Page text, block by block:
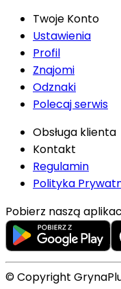
Twoje Konto
Ustawienia
Profil
Znajomi
Odznaki
Polecaj serwis
Obsługa klienta
Kontakt
Regulamin
Polityka
Pobierz naszą
© Copyright